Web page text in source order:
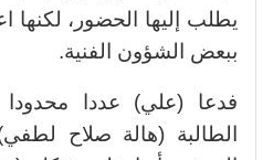
يطلب إليها الحضور، لكنها
ببعض الشؤون الفنية.
فدعا (علي) عددا
الطالبة (هالة صلاح